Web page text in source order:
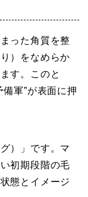
った角質を整
）をなめらか
す。このと
軍”が表面に押
）」です。マ
初期段階の毛
態とイメージ